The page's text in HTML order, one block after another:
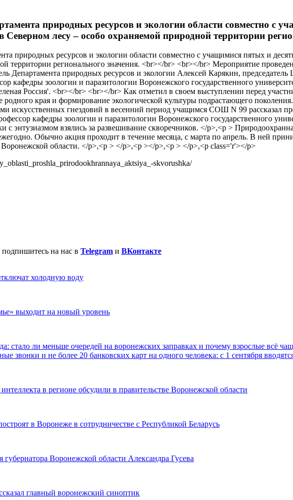
природных ресурсов и экологии области совместно с
лесу – особо охраняемой природной территории
природных ресурсов и экологии области совместно с учащимися пятых и
территории регионального значения. <br></br> <br></br> Мероприятие
Департамента природных ресурсов и экологии Алексей Карякин,
кафедры зоологии и паразитологии Воронежского государственного
Россия'. <br></br> <br></br> Как отметил в своем выступлении перед
края и формирование экологической культуры подрастающего
искусственных гнездовий в весенний период учащимся СОШ N 99 рассказал
кафедры зоологии и паразитологии Воронежского государственного
энтузиазмом взялись за развешивание скворечников. </p>,<p >
Обычно акция проходит в течение месяца, с марта по апрель. В ней
области. </p>,<p > </p>,<p ></p>,<p > </p>,<p class='r'></p>
skvorushka/
на нас в Telegram и ВКонтакте
холодную воду
выходит на новый уровень
стало ли меньше очередей на воронежских заправках и почему взрослые всё
звонки и не более 20 банковских карт на одного человека: с 1 сентября
в регионе обсудили в правительстве Воронежской области
в Воронеже в сотрудничестве с Республикой Беларусь
губернатора Воронежской области Александра Гусева
главный воронежский синоптик